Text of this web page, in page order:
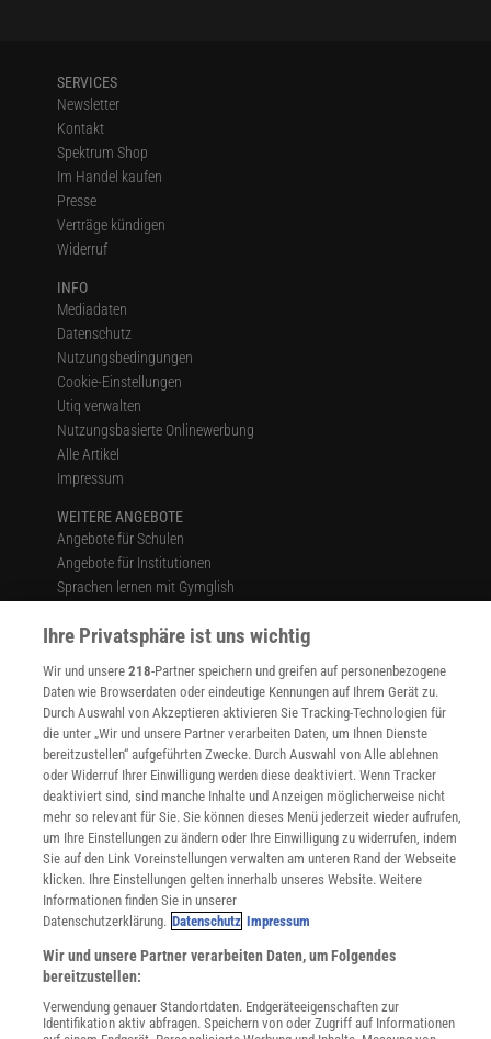
SERVICES
Newsletter
Kontakt
Spektrum Shop
Im Handel kaufen
Presse
Verträge kündigen
Widerruf
INFO
Mediadaten
Datenschutz
Nutzungsbedingungen
Cookie-Einstellungen
Utiq verwalten
Nutzungsbasierte Onlinewerbung
Alle Artikel
Impressum
WEITERE ANGEBOTE
Angebote für Schulen
Angebote für Institutionen
Sprachen lernen mit Gymglish
Für Spektrum schreiben
WEBSEITEN
KielSCN
Wissenschaft in die Schulen
SciLogs
Uns finden Sie auch hier:
Ihre Privatsphäre ist uns wichtig
Wir und unsere218-Partner speichern und greifen auf personenbezogene
Daten wie Browserdaten oder eindeutige Kennungen auf Ihrem Gerät zu.
Durch Auswahl von Akzeptieren aktivieren Sie Tracking-Technologien für
die unter „Wir und unsere Partner verarbeiten Daten, um Ihnen Dienste
bereitzustellen“ aufgeführten Zwecke. Durch Auswahl von Alle ablehnen
oder Widerruf Ihrer Einwilligung werden diese deaktiviert. Wenn Tracker
deaktiviert sind, sind manche Inhalte und Anzeigen möglicherweise nicht
mehr so relevant für Sie. Sie können dieses Menü jederzeit wieder aufrufen,
um Ihre Einstellungen zu ändern oder Ihre Einwilligung zu widerrufen, indem
Sie auf den Link Voreinstellungen verwalten am unteren Rand der Webseite
klicken. Ihre Einstellungen gelten innerhalb unseres Website. Weitere
Informationen finden Sie in unserer
Datenschutzerklärung. Datenschutz Impressum
Wir und unsere Partner verarbeiten Daten, um Folgendes
bereitzustellen:
Verwendung genauer Standortdaten. Endgeräteeigenschaften zur
Identifikation aktiv abfragen. Speichern von oder Zugriff auf Informationen